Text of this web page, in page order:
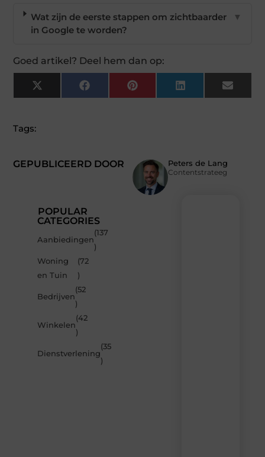
Wat zijn de eerste stappen om zichtbaarder
in Google te worden?
▼
Goed artikel? Deel hem dan op:
X
(Twitter)
FacebookPinterest LinkedIn Email
GEPUBLICEERD DOOR Peters de Lang
Contentstrateeg
Tags:
POPULAR
CATEGORIES
Aanbiedingen
(137
)
Woning
en Tuin
(72
)
Bedrijven
(52
)
Winkelen
(42
)
Dienstverlening
(35
)